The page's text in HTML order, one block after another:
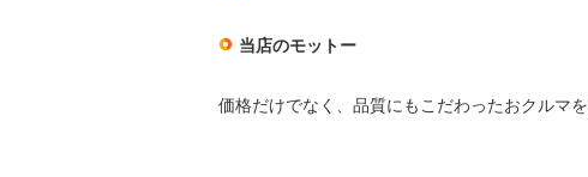
当店のモットー
価格だけでなく、品質にもこだわったおクルマ